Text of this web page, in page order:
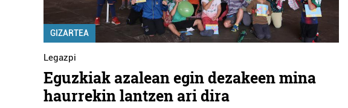
GIZARTEA
Legazpi
Eguzkiak azalean egin dezakeen mina
haurrekin lantzen ari dira